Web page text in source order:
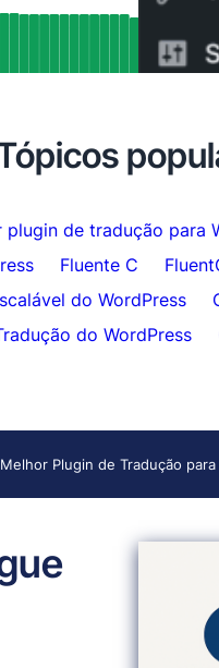
Como o Suporte
plugin de tradução para
Fluente C
do WordPress
do WordPress
Plugin de Tradução para